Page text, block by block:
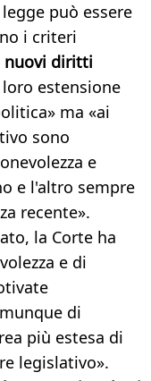
può essere
i criteri
nuovi diritti
estensione
ma «ai
sono
e
e l'altro sempre
recente».
la Corte ha
e di
di
più estesa di
legislativo».